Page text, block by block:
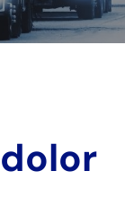
dolor